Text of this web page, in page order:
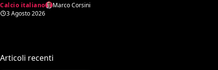
in campo già il giorno
dopo
Calcio italiano
Marco Corsini
3 Agosto 2026
Articoli recenti